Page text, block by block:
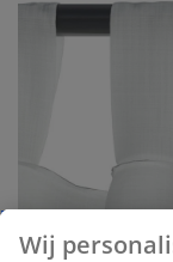
Wij